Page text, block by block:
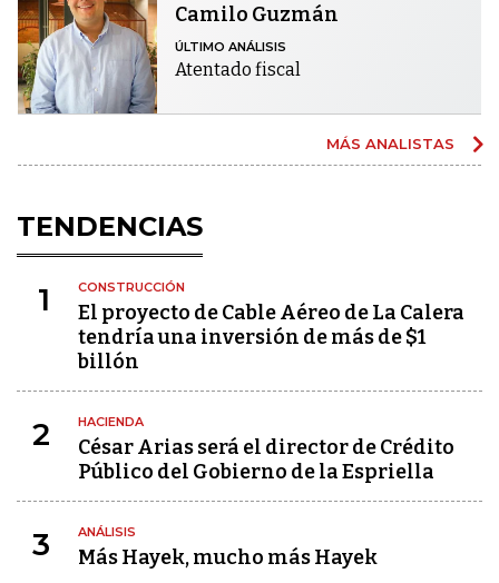
Camilo Guzmán
ÚLTIMO ANÁLISIS
Atentado fiscal
MÁS ANALISTAS
TENDENCIAS
1 CONSTRUCCIÓN
El proyecto de Cable Aéreo de La Calera
tendría una inversión de más de $1
billón
2 HACIENDA
César Arias será el director de Crédito
Público del Gobierno de la Espriella
3 ANÁLISIS
Más Hayek, mucho más Hayek